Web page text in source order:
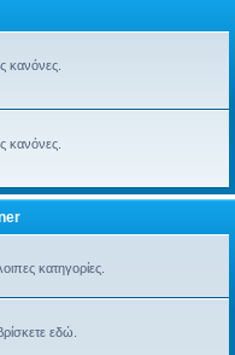
κανόνες.
κανόνες.
κατηγορίες.
εδώ.